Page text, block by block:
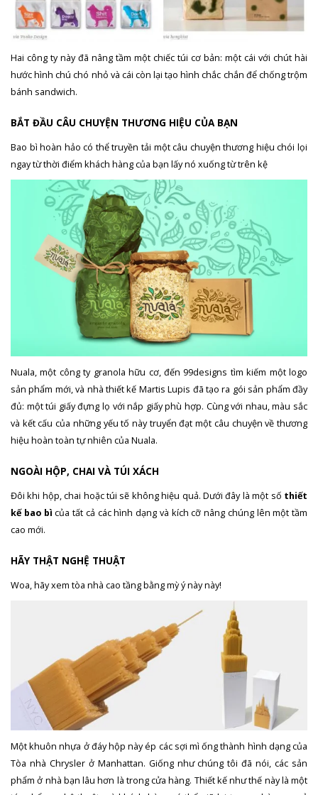
Hai công ty này đã nâng tầm một chiếc túi cơ bản: một cái với chút hài
hước hình chú chó nhỏ và cái còn lại tạo hình chắc chắn để chống trộm
bánh sandwich.
BẮT ĐẦU CÂU CHUYỆN THƯƠNG HIỆU CỦA BẠN
Bao bì hoàn hảo có thể truyền tải một câu chuyện thương hiệu chói lọi
ngay từ thời điểm khách hàng của bạn lấy nó xuống từ trên kệ
Nuala, một công ty granola hữu cơ, đến 99designs tìm kiếm một logo
sản phẩm mới, và nhà thiết kế Martis Lupis đã tạo ra gói sản phẩm đầy
đủ: một túi giấy đựng lọ với nắp giấy phù hợp. Cùng với nhau, màu sắc
và kết cấu của những yếu tố này truyển đạt một câu chuyện về thương
hiệu hoàn toàn tự nhiên của Nuala.
NGOÀI HỘP, CHAI VÀ TÚI XÁCH
Đôi khi hộp, chai hoặc túi sẽ không hiệu quả. Dưới đây là một số thiết
kế bao bì của tất cả các hình dạng và kích cỡ nâng chúng lên một tầm
cao mới.
HÃY THẬT NGHỆ THUẬT
Woa, hãy xem tòa nhà cao tầng bằng mỳ ý này này!
Một khuôn nhựa ở đáy hộp này ép các sợi mì ống thành hình dạng của
Tòa nhà Chrysler ở Manhattan. Giống như chúng tôi đã nói, các sản
phẩm ở nhà bạn lâu hơn là trong cửa hàng. Thiết kế như thế này là một